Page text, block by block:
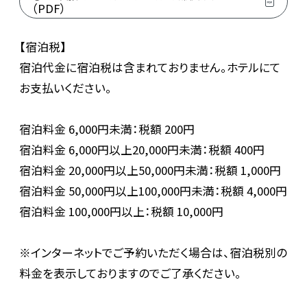
（PDF）
【宿泊税】
宿泊代金に宿泊税は含まれておりません。ホテルにて
お支払いください。
宿泊料金 6,000円未満：税額 200円
宿泊料金 6,000円以上20,000円未満：税額 400円
宿泊料金 20,000円以上50,000円未満：税額 1,000円
宿泊料金 50,000円以上100,000円未満：税額 4,000円
宿泊料金 100,000円以上：税額 10,000円
※インターネットでご予約いただく場合は、宿泊税別の
料金を表示しておりますのでご了承ください。